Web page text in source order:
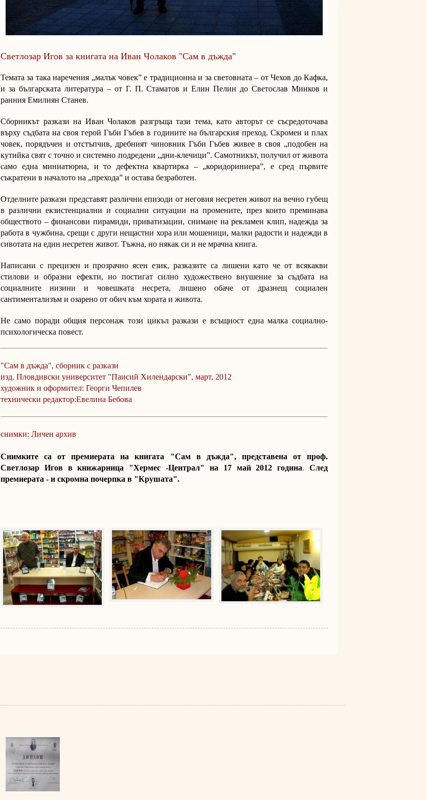
Светлозар Игов за книгата на Иван Чолаков "Сам в дъжда"
Темата за така наречения „малък човек” е традиционна и за световната – от Чехов до Кафка,
и за българската литература – от Г. П. Стаматов и Елин Пелин до Светослав Минков и
ранния Емилиян Станев.
Сборникът разкази на Иван Чолаков разгръща тази тема, като авторът се съсредоточава
върху съдбата на своя герой Гъби Гъбев в годините на българския преход. Скромен и плах
човек, порядъчен и отстъпчив, дребният чиновник Гъби Гъбев живее в своя „подобен на
кутийка свят с точно и системно подредени „дни-клечици”. Самотникът, получил от живота
само една миниатюрна, и то дефектна квартирка – „коридориниера”, е сред първите
съкратени в началото на „прехода” и остава безработен.
Отделните разкази представят различни епизоди от неговия несретен живот на вечно губещ
в различни екзистенциални и социални ситуации на промените, през които преминава
обществото – финансови пирамиди, приватизации, снимане на рекламен клип, надежда за
работа в чужбина, срещи с други нещастни хора или мошеници, малки радости и надежди в
сивотата на един несретен живот. Тъжна, но някак си и не мрачна книга.
Написани с прецизен и прозрачно ясен език, разказите са лишени като че от всякакви
стилови и образни ефекти, но постигат силно художествено внушение за съдбата на
социалните низини и човешката несрета, лишено обаче от дразнещ социален
сантиментализъм и озарено от обич към хората и живота.
Не само поради общия персонаж този цикъл разкази е всъщност една малка социално-
психологическа повест.
"Сам в дъжда", сборник с разкази
изд. Пловдивски университет "Паисий Хилендарски", март, 2012
художник и оформител: Георги Чепилев
технически редактор:Евелина Бебова
снимки: Личен архив
Снимките са от премиерата на книгата "Сам в дъжда", представена от проф.
Светлозар Игов в книжарница "Хермес -Централ" на 17 май 2012 година.След
премиерата - и скромна почерпка в "Крушата".